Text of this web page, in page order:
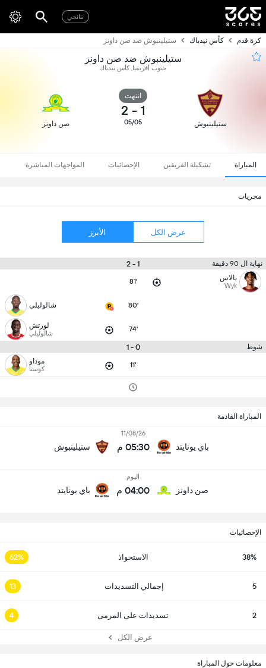
نتائجي
كرة قدم كأس نيدباك ستيلينبوش ضد صن داونز
ستيلينبوش ضد صن داونز
جنوب أفريقيا, كأس نيدباك
ستيلينبوش
انتهت
1
-
2
05/05 صن داونز
المباراة تشكيلة الفريقين الإحصائيات المواجهات المباشرة
مجريات
عرض الكل الأبرز
نهاية ال 90 دقيقة 1 - 2
بالاس
Wyk
81'
80' شالوليلي
74' لورتش
شالوليلي
شوط 0 - 1
11' موداو
كوستا
المباراة القادمة
باي يونايتد
11/08/26
05:30 م ستيلينبوش
صن داونز
اليوم
04:00 م باي يونايتد
الإحصائيات
38% الاستحواذ 62%
5 إجمالي التسديدات 13
2 تسديدات على المرمى 4
عرض الكل
معلومات حول المباراة